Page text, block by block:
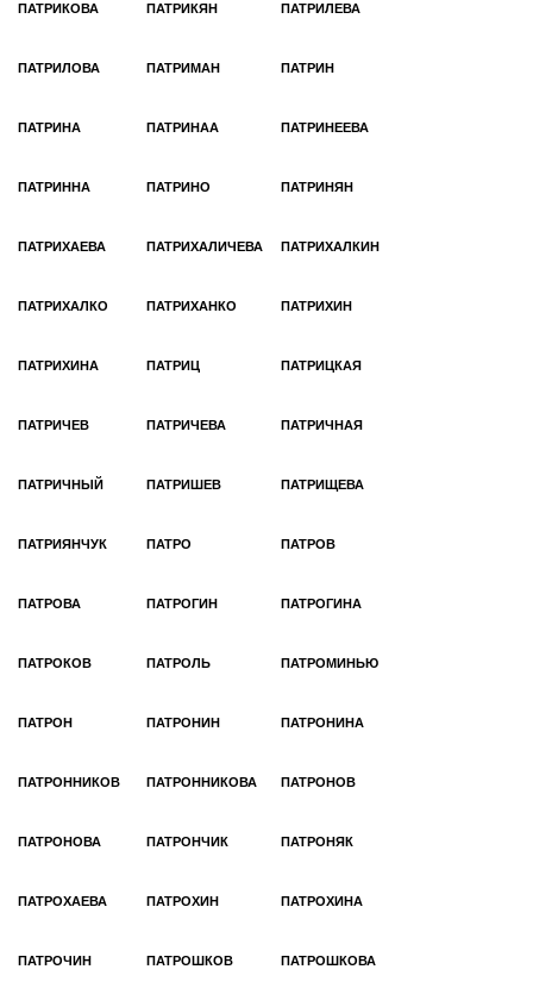
ПАТРИКОВА ПАТРИКЯН ПАТРИЛЕВА
ПАТРИЛОВА ПАТРИМАН ПАТРИН
ПАТРИНА ПАТРИНАА ПАТРИНЕЕВА
ПАТРИННА ПАТРИНО ПАТРИНЯН
ПАТРИХАЕВА ПАТРИХАЛИЧЕВА ПАТРИХАЛКИН
ПАТРИХАЛКО ПАТРИХАНКО ПАТРИХИН
ПАТРИХИНА ПАТРИЦ ПАТРИЦКАЯ
ПАТРИЧЕВ ПАТРИЧЕВА ПАТРИЧНАЯ
ПАТРИЧНЫЙ ПАТРИШЕВ ПАТРИЩЕВА
ПАТРИЯНЧУК ПАТРО ПАТРОВ
ПАТРОВА ПАТРОГИН ПАТРОГИНА
ПАТРОКОВ ПАТРОЛЬ ПАТРОМИНЬЮ
ПАТРОН ПАТРОНИН ПАТРОНИНА
ПАТРОННИКОВ ПАТРОННИКОВА ПАТРОНОВ
ПАТРОНОВА ПАТРОНЧИК ПАТРОНЯК
ПАТРОХАЕВА ПАТРОХИН ПАТРОХИНА
ПАТРОЧИН ПАТРОШКОВ ПАТРОШКОВА